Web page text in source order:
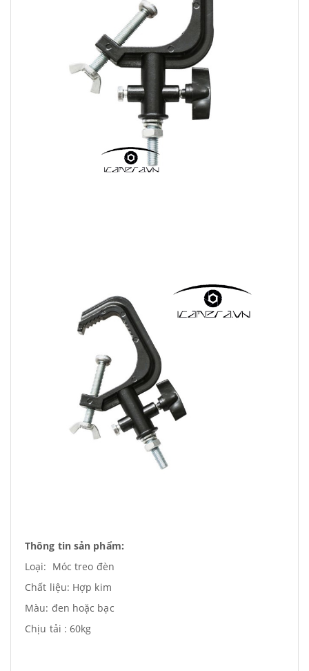
Thông tin sản phẩm:
Loại: Móc treo đèn
Chất liệu: Hợp kim
Màu: đen hoặc bạc
Chịu tải : 60kg